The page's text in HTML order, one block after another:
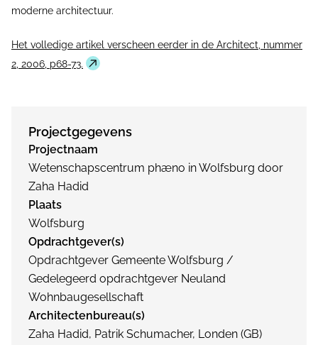
moderne architectuur.
Het volledige artikel verscheen eerder in de Architect, nummer
2, 2006, p68-73.
Projectgegevens
Projectnaam
Wetenschapscentrum phæno in Wolfsburg door
Zaha Hadid
Plaats
Wolfsburg
Opdrachtgever(s)
Opdrachtgever Gemeente Wolfsburg /
Gedelegeerd opdrachtgever Neuland
Wohnbaugesellschaft
Architectenbureau(s)
Zaha Hadid, Patrik Schumacher, Londen (GB)